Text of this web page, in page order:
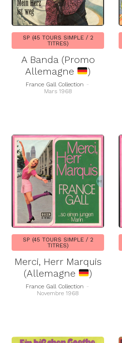
SP (45 TOURS SIMPLE / 2
TITRES)
A Banda (Promo
Allemagne
)
France Gall Collection -
Mars 1968
SP (45 TOURS SIMPLE / 2
TITRES)
Merci, Herr Marquis
(Allemagne
)
France Gall Collection -
Novembre 1968